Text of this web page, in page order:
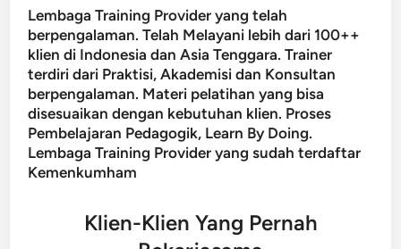
Lembaga Training Provider yang telah
berpengalaman. Telah Melayani lebih dari 100++
klien di Indonesia dan Asia Tenggara. Trainer
terdiri dari Praktisi, Akademisi dan Konsultan
berpengalaman. Materi pelatihan yang bisa
disesuaikan dengan kebutuhan klien. Proses
Pembelajaran Pedagogik, Learn By Doing.
Lembaga Training Provider yang sudah terdaftar
Kemenkumham
Klien-Klien Yang Pernah